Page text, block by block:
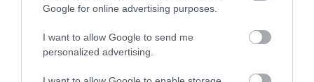
Google for online advertising purposes.
I want to allow Google to send me
personalized advertising.